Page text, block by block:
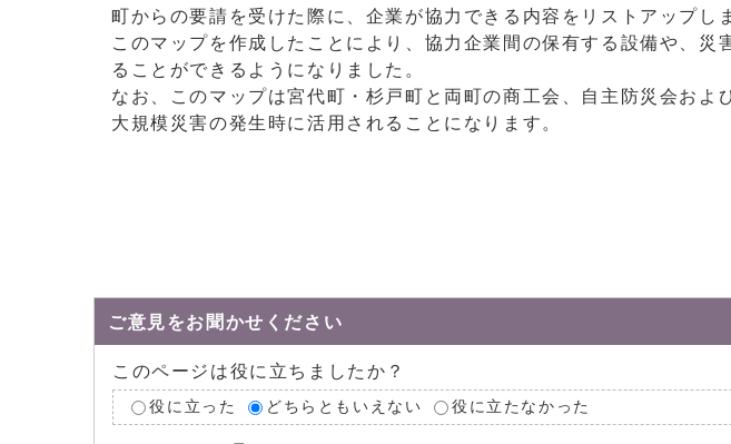
町からの要請を受けた際に、企業が協力できる内容をリストアップし
このマップを作成したことにより、協力企業間の保有する設備や、災
ることができるようになりました。
なお、このマップは宮代町・杉戸町と両町の商工会、自主防災会およ
大規模災害の発生時に活用されることになります。
ご意見をお聞かせください
このページは役に立ちましたか？
役に立った どちらともいえない 役に立たなかった